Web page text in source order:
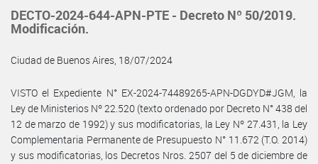
DECTO-2024-644-APN-PTE - Decreto Nº 50/2019.
Modificación.
Ciudad de Buenos Aires, 18/07/2024
VISTO el Expediente N° EX-2024-74489265-APN-DGDYD#JGM, la
Ley de Ministerios Nº 22.520 (texto ordenado por Decreto N° 438 del
12 de marzo de 1992) y sus modificatorias, la Ley Nº 27.431, la Ley
Complementaria Permanente de Presupuesto N° 11.672 (T.O. 2014)
y sus modificatorias, los Decretos Nros. 2507 del 5 de diciembre de